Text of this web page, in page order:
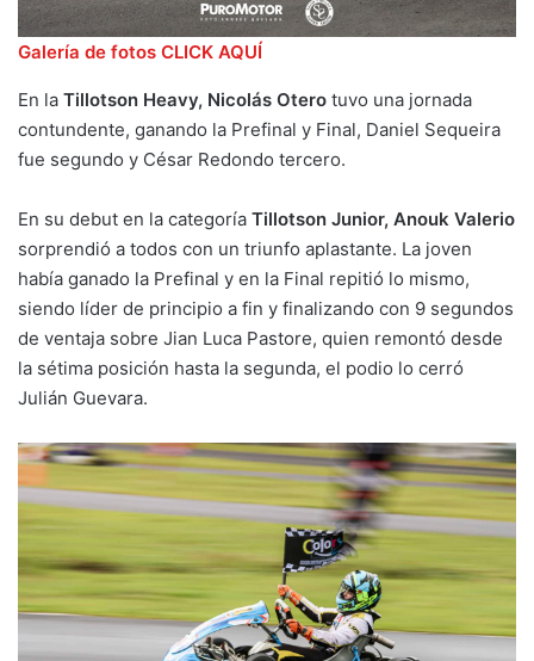
Galería de fotos CLICK AQUÍ
En la Tillotson Heavy, Nicolás Otero tuvo una jornada
contundente, ganando la Prefinal y Final, Daniel Sequeira
fue segundo y César Redondo tercero.
En su debut en la categoría Tillotson Junior, Anouk Valerio
sorprendió a todos con un triunfo aplastante. La joven
había ganado la Prefinal y en la Final repitió lo mismo,
siendo líder de principio a fin y finalizando con 9 segundos
de ventaja sobre Jian Luca Pastore, quien remontó desde
la sétima posición hasta la segunda, el podio lo cerró
Julián Guevara.